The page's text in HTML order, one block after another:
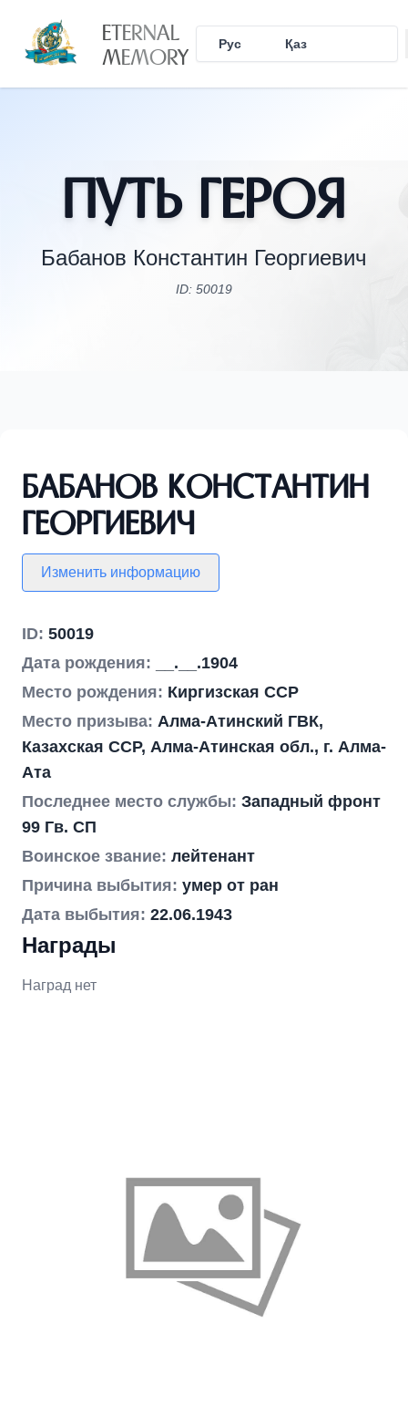
ETERNAL
MEMORY Рус Қаз
Путь Героя
Бабанов Константин Георгиевич
ID: 50019
Бабанов Константин
Георгиевич
Изменить информацию
ID: 50019
Дата рождения:
__.__.1904
Место рождения: Киргизская ССР
Место призыва: Алма-Атинский ГВК,
Казахская ССР, Алма-Атинская обл., г. Алма-
Ата
Последнее место службы: Западный фронт
99 Гв. СП
Воинское звание: лейтенант
Причина выбытия: умер от ран
Дата выбытия: 22.06.1943
Награды
Наград нет